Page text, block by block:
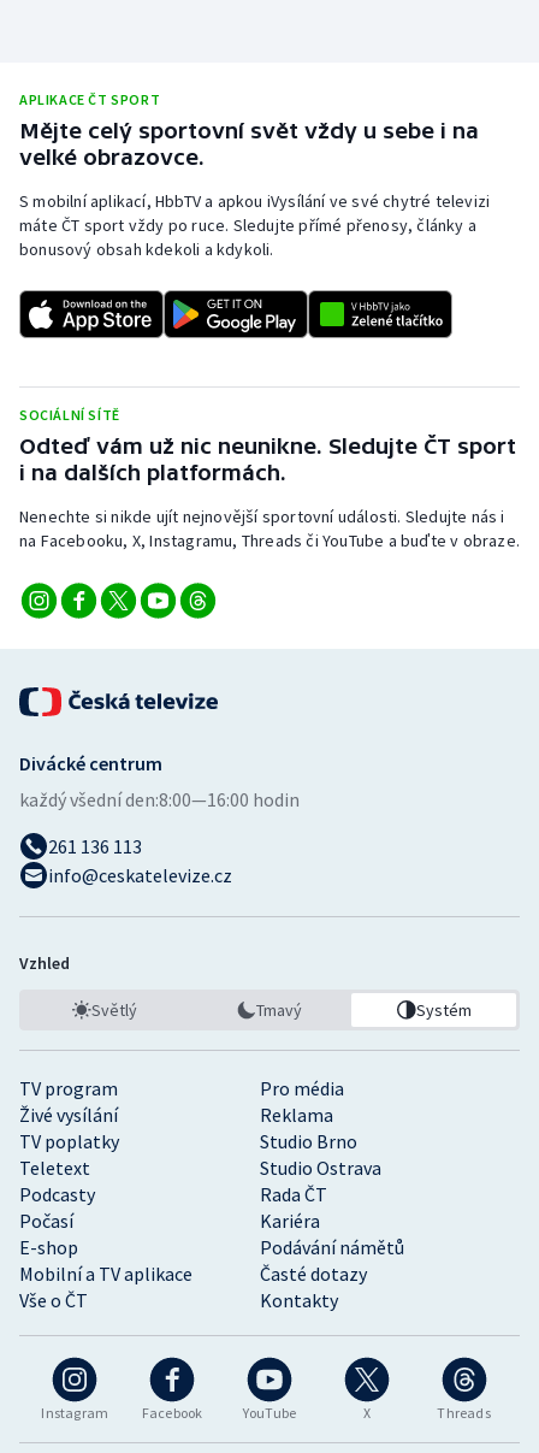
Ragby
Rychlobruslení
Rychlostní kanoistika
Sportovní střelba
Stolní tenis
Triatlon
Veslování
Volejbal
APLIKACE ČT SPORT
Mějte celý sportovní svět vždy u sebe i na
velké obrazovce.
S mobilní aplikací, HbbTV a apkou iVysílání ve své chytré televizi
máte ČT sport vždy po ruce. Sledujte přímé přenosy, články a
bonusový obsah kdekoli a kdykoli.
SOCIÁLNÍ SÍTĚ
Odteď vám už nic neunikne. Sledujte ČT sport
i na dalších platformách.
Nenechte si nikde ujít nejnovější sportovní události. Sledujte nás i
na Facebooku, X, Instagramu, Threads či YouTube a buďte v obraze.
Instagram Facebook YouTube X Threads
TV program
Pro média
Živé vysílání
Reklama
TV poplatky
Studio Brno
Teletext
Studio Ostrava
Podcasty
Rada ČT
Počasí
Kariéra
E-shop
Podávání námětů
Mobilní a TV aplikace
Časté dotazy
Vše o ČT
Kontakty
Divácké centrum
každý všední den:8:00—16:00 hodin
261 136 113
info@ceskatelevize.cz
Vzhled
Světlý Tmavý Systém